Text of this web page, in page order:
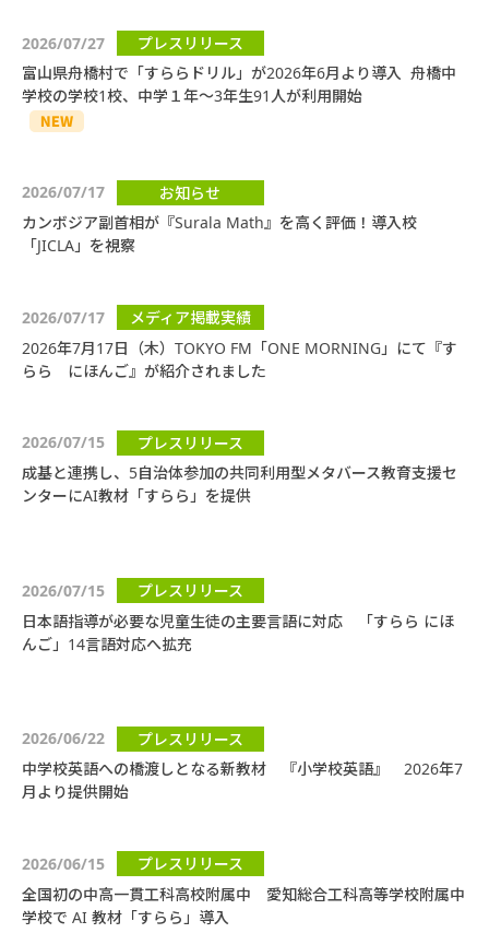
2026/07/27
プレスリリース
富山県舟橋村で「すららドリル」が2026年6月より導入 舟橋中
学校の学校1校、中学１年～3年生91人が利用開始
2026/07/17
お知らせ
カンボジア副首相が『Surala Math』を高く評価！導入校
「JICLA」を視察
2026/07/17
メディア掲載実績
2026年7月17日（木）TOKYO FM「ONE MORNING」にて『す
らら にほんご』が紹介されました
2026/07/15
プレスリリース
成基と連携し、5自治体参加の共同利用型メタバース教育支援セ
ンターにAI教材「すらら」を提供
2026/07/15
プレスリリース
日本語指導が必要な児童生徒の主要言語に対応 「すらら にほ
んご」14言語対応へ拡充
2026/06/22
プレスリリース
中学校英語への橋渡しとなる新教材 『小学校英語』 2026年7
月より提供開始
2026/06/15
プレスリリース
全国初の中高一貫工科高校附属中 愛知総合工科高等学校附属中
学校で AI 教材「すらら」導入